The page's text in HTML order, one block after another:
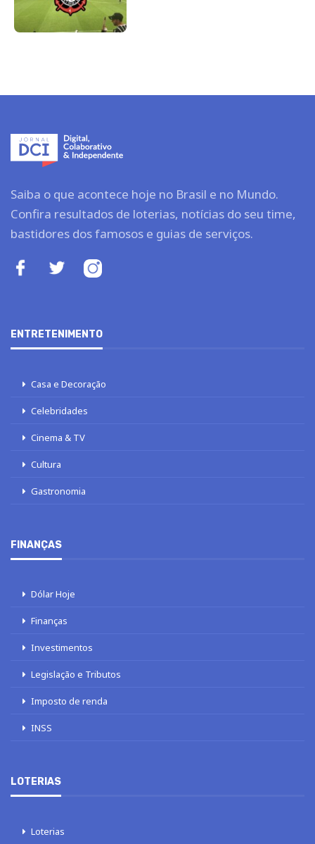
Saiba o que acontece hoje no Brasil e no Mundo.
Confira resultados de loterias, notícias do seu time,
bastidores dos famosos e guias de serviços.
ENTRETENIMENTO
Casa e Decoração
Celebridades
Cinema & TV
Cultura
Gastronomia
FINANÇAS
Dólar Hoje
Finanças
Investimentos
Legislação e Tributos
Imposto de renda
INSS
LOTERIAS
Loterias